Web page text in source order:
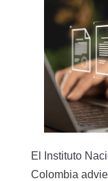
El Instituto
Colombia